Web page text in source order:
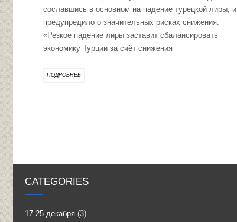
сославшись в основном на падение турецкой лиры, и
предупредило о значительных рисках снижения.
«Резкое падение лиры заставит сбалансировать
экономику Турции за счёт снижения
ПОДРОБНЕЕ
CATEGORIES
17-25 декабря (3)